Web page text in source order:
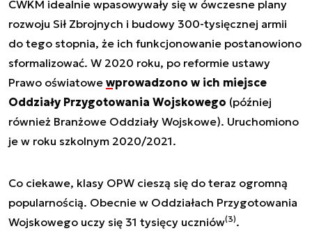
CWKM idealnie wpasowywały się w ówczesne plany
rozwoju Sił Zbrojnych i budowy 300-tysięcznej armii
do tego stopnia, że ich funkcjonowanie postanowiono
sformalizować. W 2020 roku, po reformie ustawy
Prawo oświatowe wprowadzono w ich miejsce
Oddziały Przygotowania Wojskowego (później
również Branżowe Oddziały Wojskowe). Uruchomiono
je w roku szkolnym 2020/2021.
Co ciekawe, klasy OPW cieszą się do teraz ogromną
popularnością. Obecnie w Oddziałach Przygotowania
Wojskowego uczy się 31 tysięcy uczniów(3).